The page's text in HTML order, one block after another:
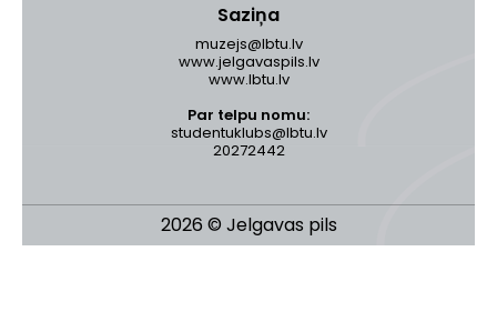
Saziņa
muzejs@lbtu.lv
www.jelgavaspils.lv
www.lbtu.lv
Par telpu nomu:
studentuklubs@lbtu.lv
20272442
2026 © Jelgavas pils